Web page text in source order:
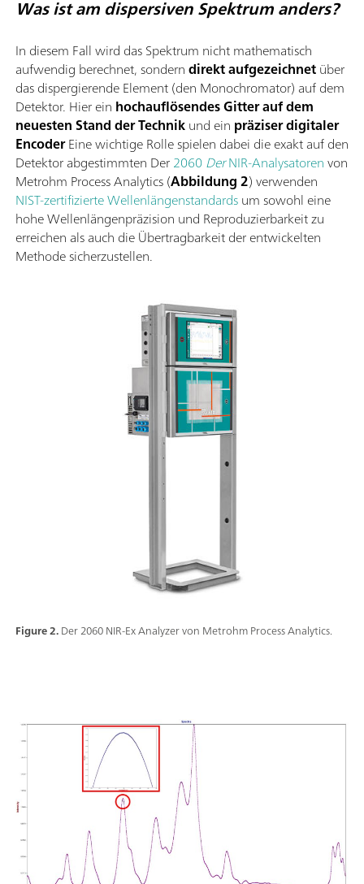
Figure 2.Der 2060 NIR-Ex Analyzer von Metrohm Process Analytics.
Was ist am dispersiven Spektrum anders?
In diesem Fall wird das Spektrum nicht mathematisch
aufwendig berechnet, sonderndirekt aufgezeichnetüber
das dispergierende Element (den Monochromator) auf dem
Detektor. Hier ein hochauflösendes Gitter auf dem
neuesten Stand der Technikund ein präziser digitaler
EncoderEine wichtige Rolle spielen dabei die exakt auf den
Detektor abgestimmten Der2060DerNIR-Analysatorenvon
Metrohm Process Analytics (Abbildung 2) verwenden
NIST-zertifizierte Wellenlängenstandardsum sowohl eine
hohe Wellenlängenpräzision und Reproduzierbarkeit zu
erreichen als auch die Übertragbarkeit der entwickelten
Methode sicherzustellen.